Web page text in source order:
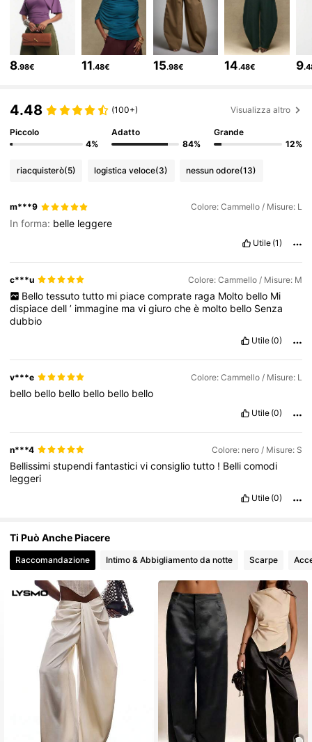
229K Follower
229K Follower
4.77 229K Follower
4.77
8.98€ 11.48€ 15.98€ 14.48€ 9
4.48 (100+) Visualizza altro
Piccolo
4%
Adatto
84%
Grande
12%
riacquisterò(5) logistica veloce(3) nessun odore(13)
m***9 Colore: Cammello / Misure: L
In forma: belle leggere
Utile (1)
c***u Colore: Cammello / Misure: M
Bello tessuto tutto mi piace comprate raga Molto bello Mi
dispiacedell’ immagine mavigiurocheè molto bello Senza
dubbio
Utile (0)
v***e Colore: Cammello / Misure: L
bello bello bello bello bello bello
Utile (0)
n***4 Colore: nero / Misure: S
Bellissimistupendifantasticiviconsigliotutto ! Bellicomodi
leggeri
Utile (0)
Ti Può Anche Piacere
Raccomandazione Intimo & Abbigliamento da notte Scarpe